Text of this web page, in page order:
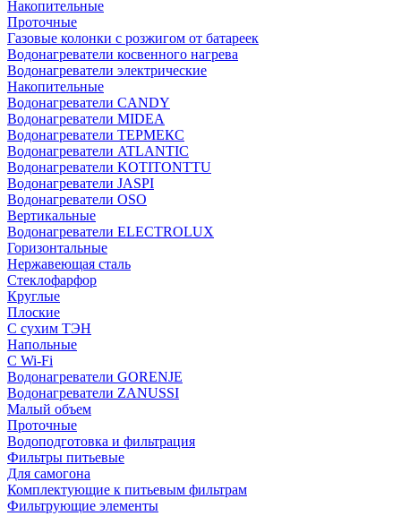
Накопительные
Проточные
Газовые колонки с розжигом от батареек
Водонагреватели косвенного нагрева
Водонагреватели электрические
Накопительные
Водонагреватели CANDY
Водонагреватели MIDEA
Водонагреватели ТЕРМЕКС
Водонагреватели ATLANTIC
Водонагреватели KOTITONTTU
Водонагреватели JASPI
Водонагреватели OSO
Вертикальные
Водонагреватели ELECTROLUX
Горизонтальные
Нержавеющая сталь
Стеклофарфор
Круглые
Плоские
С сухим ТЭН
Напольные
С Wi-Fi
Водонагреватели GORENJE
Водонагреватели ZANUSSI
Малый объем
Проточные
Водоподготовка и фильтрация
Фильтры питьевые
Для самогона
Комплектующие к питьевым фильтрам
Фильтрующие элементы